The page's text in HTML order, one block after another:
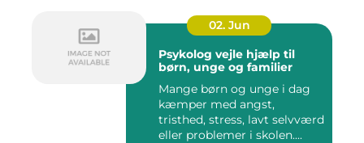
02. Jun
Psykolog vejle hjælp til
børn, unge og familier
Mange børn og unge i dag
kæmper med angst,
tristhed, stress, lavt selvværd
eller problemer i skolen....